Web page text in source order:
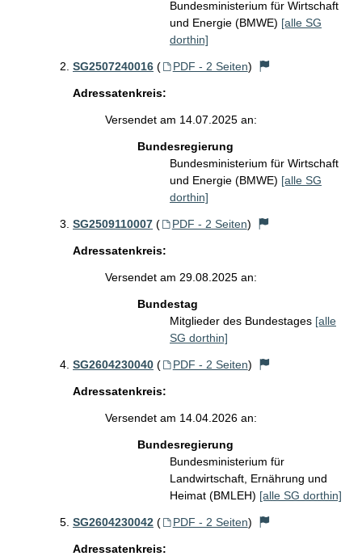
Bundesministerium für Wirtschaft
und Energie (BMWE) [alle SG
dorthin]
SG2507240016 ( PDF - 2 Seiten)
Adressatenkreis:
Versendet am 14.07.2025 an:
Bundesregierung
Bundesministerium für Wirtschaft
und Energie (BMWE) [alle SG
dorthin]
SG2509110007 ( PDF - 2 Seiten)
Adressatenkreis:
Versendet am 29.08.2025 an:
Bundestag
Mitglieder des Bundestages [alle
SG dorthin]
SG2604230040 ( PDF - 2 Seiten)
Adressatenkreis:
Versendet am 14.04.2026 an:
Bundesregierung
Bundesministerium für
Landwirtschaft, Ernährung und
Heimat (BMLEH) [alle SG dorthin]
SG2604230042 ( PDF - 2 Seiten)
Adressatenkreis: